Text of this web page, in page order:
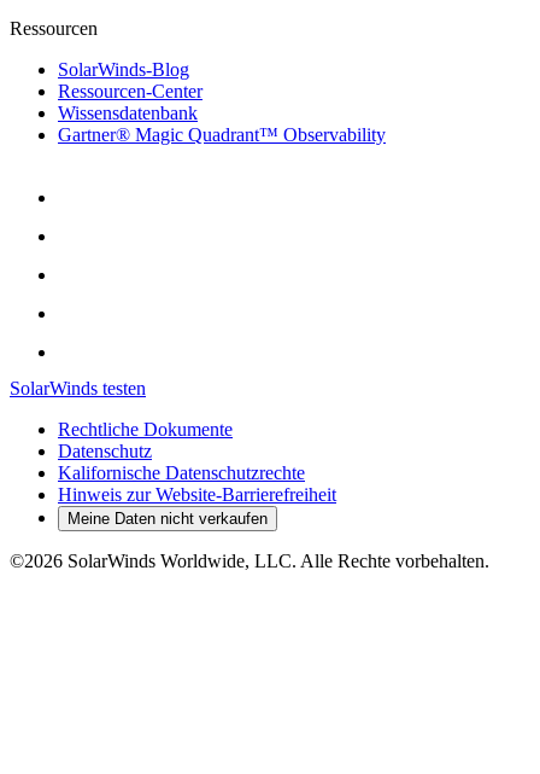
Ressourcen
SolarWinds-Blog
Ressourcen-Center
Wissensdatenbank
Gartner® Magic Quadrant™ Observability
SolarWinds testen
Rechtliche Dokumente
Datenschutz
Kalifornische Datenschutzrechte
Hinweis zur Website-Barrierefreiheit
Meine Daten nicht verkaufen
©2026 SolarWinds Worldwide, LLC. Alle Rechte vorbehalten.